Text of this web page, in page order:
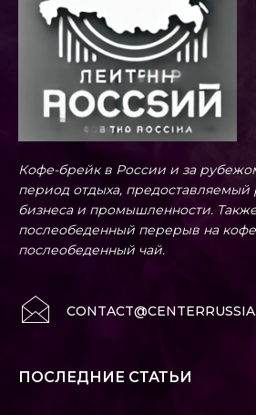
Кофе-брейк в России и за
период отдыха, предоставляемый
бизнеса и промышленности. Также
послеобеденный перерыв на
послеобеденный чай.
ПОСЛЕДНИЕ СТАТЬИ